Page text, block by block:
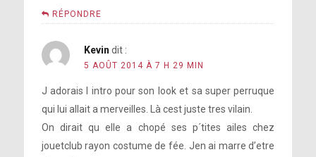
RÉPONDRE
Kevin dit :
5 AOÛT 2014 À 7 H 29 MIN
J adorais l intro pour son look et sa super perruque
qui lui allait a merveilles. Là cest juste tres vilain.
On dirait qu elle a chopé ses p´tites ailes chez
jouetclub rayon costume de fée. Jen ai marre d’etre